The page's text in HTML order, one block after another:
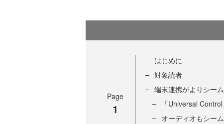
Page
1
はじめに
対象読者
端末連携がよりシー
「Universal
オーディオもシー